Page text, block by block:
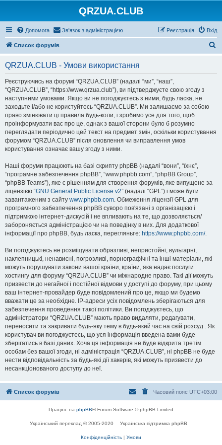
QRZUA.CLUB
Допомога Зв'язок з адміністрацією Вхід
Реєстрація
Список форумів
QRZUA.CLUB - Умови використання
Реєструючись на форумі “QRZUA.CLUB” (надалі “ми”, “наш”,
“QRZUA.CLUB”, “https://www.qrzua.club”), ви підтверджуєте свою згоду з
наступними умовами. Якщо ви не погоджуєтесь з ними, будь ласка, не
заходьте і/або не користуйтесь “QRZUA.CLUB”. Ми залишаємо за собою
право змінювати ці правила будь-коли, і зробимо усе для того, щоб
проінформувати вас про це, однак з вашої сторони було б розумно
переглядати періодично цей текст на предмет змін, оскільки користування
форумом “QRZUA.CLUB” після оновлення чи виправлення умов
користування означає вашу згоду з ними.
Наші форуми працюють на базі скрипту phpBB (надалі “вони”, “їхнє”,
“програмне забезпечення phpBB”, “www.phpbb.com”, “phpBB Group”,
“phpBB Teams”), яке є рішенням для створення форумів, яке випущене за
ліцензією “GNU General Public License v2” (надалі “GPL”) і може бути
завантаженим з сайту www.phpbb.com. Обмеження ліцензії GPL для
програмного забезпечення phpBB суворо пов'язані з організацією і
підтримкою інтернет-дискусій і не впливають на те, що дозволяється/
забороняється адміністрацією чи на поведінку в них. Для додаткової
інформації про phpBB, будь ласка, перегляньте: https://www.phpbb.com/.
Ви погоджуєтесь не розміщувати образливі, непристойні, вульгарні,
наклепницькі, ненависні, погрозливі, порнографічні та інші матеріали, які
можуть порушувати закони вашої країни, країни, яка надає послуги
хостингу для форуму “QRZUA.CLUB” чи міжнародне право. Такі дії можуть
призвести до негайної і постійної відмови у доступі до форуму, при цьому
ваш інтернет-провайдер буде повідомлений про це, якщо ми будемо
вважати це за необхідне. IP-адреси усіх повідомлень зберігаються для
забезпечення проведення такої політики. Ви погоджуєтесь, що
адміністратори “QRZUA.CLUB” мають право видаляти, редагувати,
переносити та закривати будь-яку тему в будь-який час на свій розсуд . Як
користувач ви погоджуєтесь, що уся інформація введена вами буде
зберігатись в базі даних. Хоча ця інформація не буде відкрита третім
особам без вашої згоди, ні адміністрація “QRZUA.CLUB”, ні phpBB не буде
нести відповідальність за будь-які дії хакерів, які можуть призвести до
несанкціонованого доступу до неї.
Список форумів Часовий пояс UTC+03:00
Працює на phpBB® Forum Software © phpBB Limited
Український переклад © 2005-2020 Українська підтримка phpBB
Конфіденційність | Умови